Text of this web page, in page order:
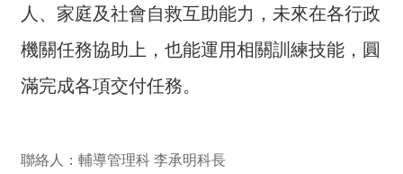
有
管
個
料
人、家庭及社會自救互助能力，未來在各行政
機關任務協助上，也能運用相關訓練技能，圓
滿完成各項交付任務。
聯絡人：輔導管理科 李承明科長